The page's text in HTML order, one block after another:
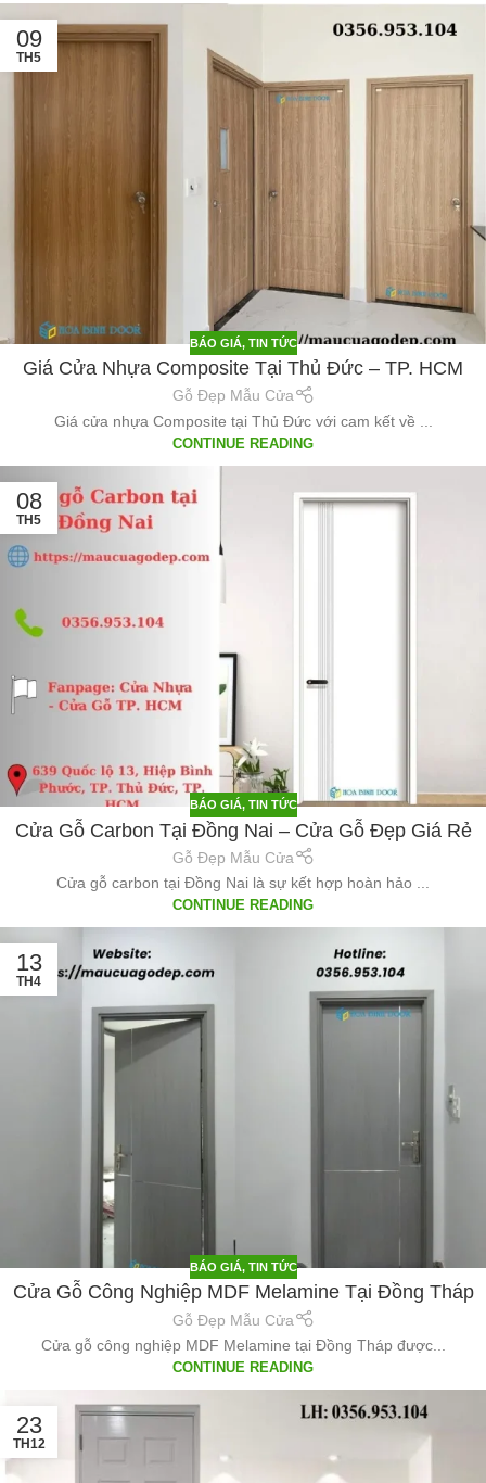
09
TH5
BÁO GIÁ, TIN TỨC
Giá Cửa Nhựa Composite Tại Thủ Đức – TP. HCM
Gỗ Đẹp Mẫu Cửa
Giá cửa nhựa Composite tại Thủ Đức với cam kết về ...
CONTINUE READING
08
TH5
BÁO GIÁ, TIN TỨC
Cửa Gỗ Carbon Tại Đồng Nai – Cửa Gỗ Đẹp Giá Rẻ
Gỗ Đẹp Mẫu Cửa
Cửa gỗ carbon tại Đồng Nai là sự kết hợp hoàn hảo ...
CONTINUE READING
13
TH4
BÁO GIÁ, TIN TỨC
Cửa Gỗ Công Nghiệp MDF Melamine Tại Đồng Tháp
Gỗ Đẹp Mẫu Cửa
Cửa gỗ công nghiệp MDF Melamine tại Đồng Tháp được...
CONTINUE READING
23
TH12